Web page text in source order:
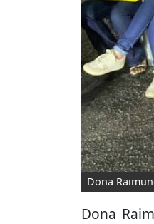
Dona
Dona